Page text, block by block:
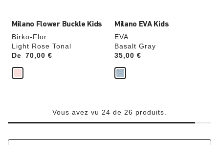
Milano Flower Buckle Kids
Birko-Flor
Light Rose Tonal
De
Price:70,00 €
Milano EVA Kids
EVA
Basalt Gray
Price:
35,00 €
Vous avez vu 24 de 26 produits.